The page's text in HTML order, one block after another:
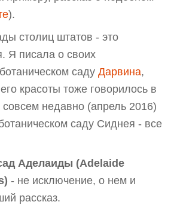
).
столиц штатов - это
Я писала о своих
саду Дарвина,
красоты тоже говорилось в
совсем недавно (апрель 2016)
саду Сиднея - все
Аделаиды (Adelaide
- не исключение, о нем и
рассказ.